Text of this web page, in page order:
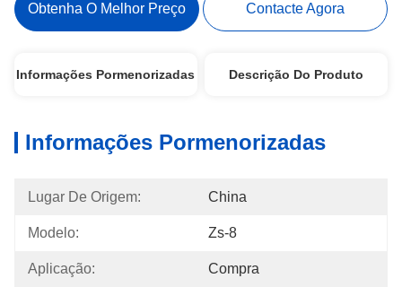
Obtenha O Melhor Preço Contacte Agora
Informações Pormenorizadas Descrição Do Produto
Informações Pormenorizadas
Lugar De Origem: China
Modelo: Zs-8
Aplicação: Compra